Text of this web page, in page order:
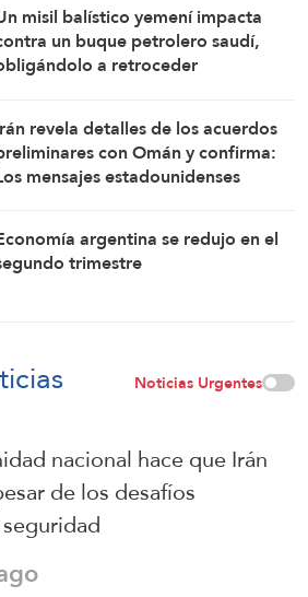
misil balístico yemení impacta
un buque petrolero saudí,
a retroceder
revela detalles de los acuerdos
con Omán y confirma:
mensajes estadounidenses
argentina se redujo en el
trimestre
Noticias Urgentes
nacional hace que Irán
de los desafíos